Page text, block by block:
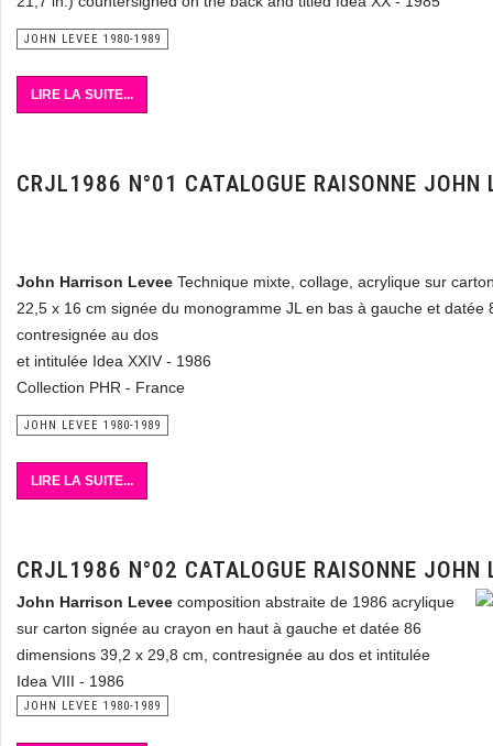
JOHN LEVEE 1980-1989
LIRE LA SUITE...
CRJL1986 N°01 CATALOGUE RAISONNE JOHN
John Harrison Levee Technique mixte, collage, acrylique sur
22,5 x 16 cm signée du monogramme JL en bas à gauche et datée
contresignée au dos
et intitulée Idea XXIV - 1986
Collection PHR - France
JOHN LEVEE 1980-1989
LIRE LA SUITE...
CRJL1986 N°02 CATALOGUE RAISONNE JOHN
John Harrison Levee composition abstraite de 1986 acrylique
sur carton signée au crayon en haut à gauche et datée 86
dimensions 39,2 x 29,8 cm, contresignée au dos et intitulée
Idea VIII - 1986
JOHN LEVEE 1980-1989